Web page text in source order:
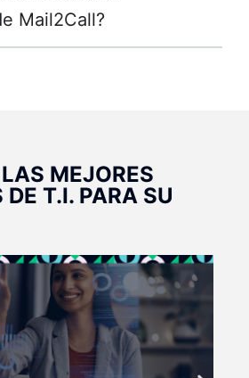
Mail2Call?
MEJORES
T.I. PARA SU